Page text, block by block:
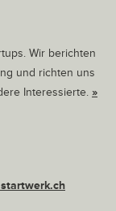
Wir berichten
und richten uns
Interessierte. »